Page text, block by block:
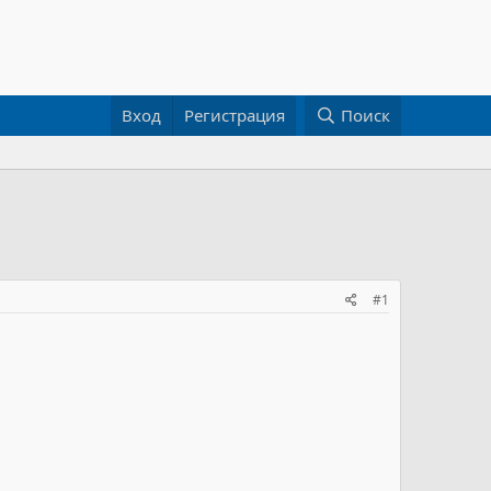
Вход Регистрация Поиск
#1